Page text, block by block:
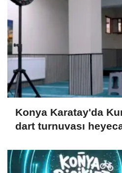
Konya Karatay'da
dart turnuvası